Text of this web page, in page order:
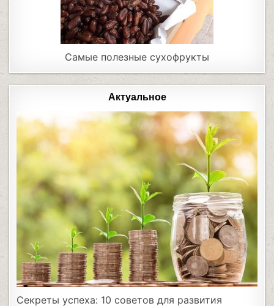
Самые полезные сухофрукты
Актуальное
Секреты успеха: 10 советов для развития